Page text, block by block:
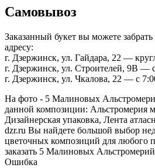
Самовывоз
Заказанный букет вы можете
адресу:
г. Дзержинск, ул. Гайдара, 22 —
г. Дзержинск, ул. Строителей, 9В —
г. Дзержинск, ул. Чкалова, 22 — с
На фото - 5 Малиновых
данной композиции: Альстромерия
Дизайнерская упаковка, Лента
dzr.ru Вы найдете большой выбор
цветочных композиций для любого
заказать 5 Малиновых
Ошибка